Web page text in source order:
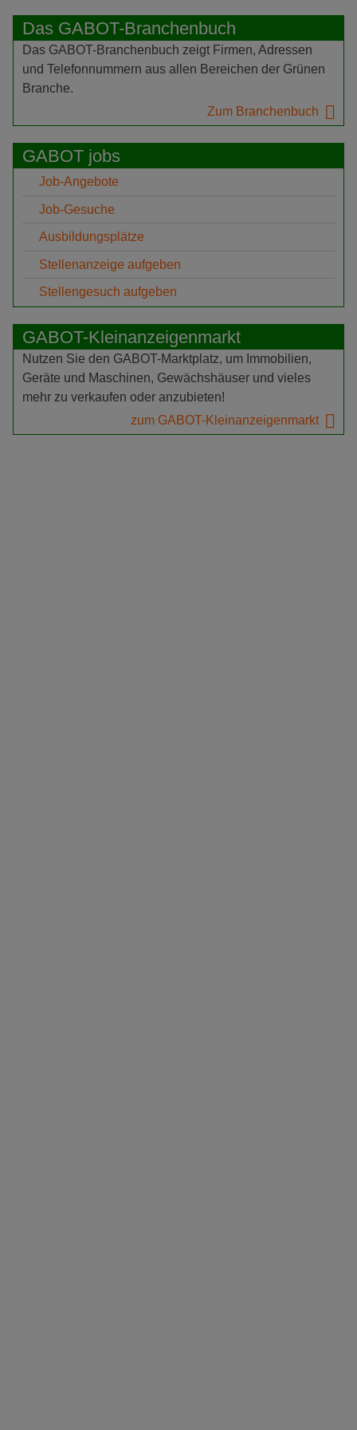
Das GABOT-Branchenbuch
Das GABOT-Branchenbuch zeigt Firmen, Adressen
und Telefonnummern aus allen Bereichen der Grünen
Branche.
Zum Branchenbuch
GABOT jobs
Job-Angebote
Job-Gesuche
Ausbildungsplätze
Stellenanzeige aufgeben
Stellengesuch aufgeben
GABOT-Kleinanzeigenmarkt
Nutzen Sie den GABOT-Marktplatz, um Immobilien,
Geräte und Maschinen, Gewächshäuser und vieles
mehr zu verkaufen oder anzubieten!
zum GABOT-Kleinanzeigenmarkt